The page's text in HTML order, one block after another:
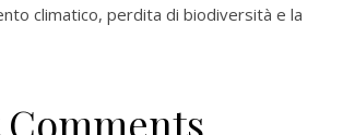
climatico, perdita di biodiversità e la